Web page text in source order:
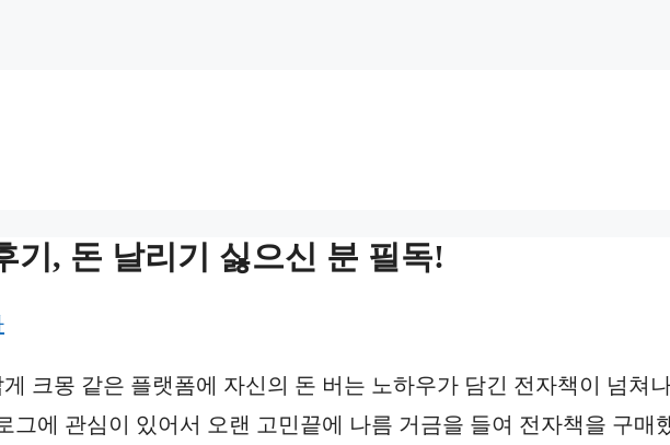
기, 돈 날리기 싫으신 분 필독!
크몽 같은 플랫폼에 자신의 돈 버는 노하우가 담긴 전자책이 넘쳐
그에 관심이 있어서 오랜 고민끝에 나름 거금을 들여 전자책을 구매